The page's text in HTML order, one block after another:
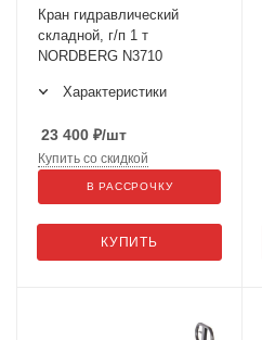
Кран гидравлический
складной, г/п 1 т
NORDBERG N3710
Характеристики
23 400 ₽/шт
КУПИТЬ
Купить со скидкой
В РАССРОЧКУ